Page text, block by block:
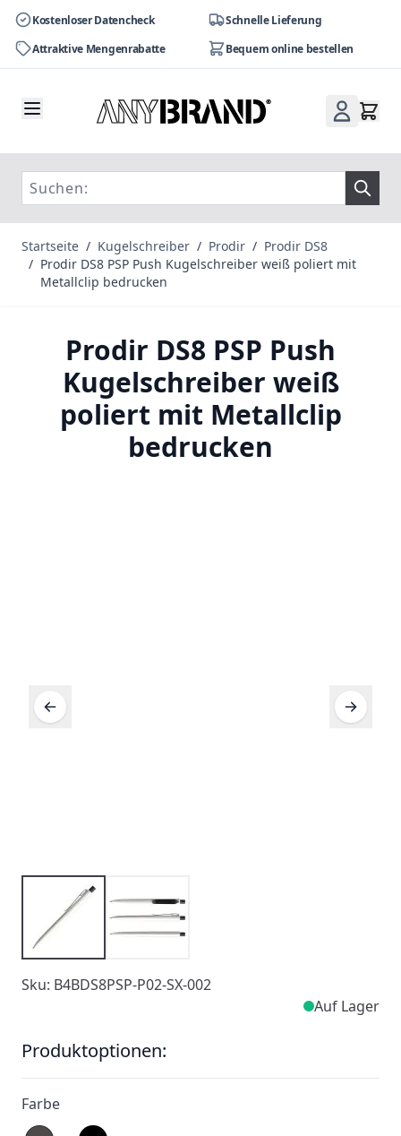
Kostenloser Datencheck
Schnelle Lieferung
Attraktive Mengenrabatte
Bequem online bestellen
Startseite / Kugelschreiber / Prodir / Prodir DS8
/ Prodir DS8 PSP Push Kugelschreiber weiß poliert mit
Metallclip bedrucken
Prodir DS8 PSP Push
Kugelschreiber weiß
poliert mit Metallclip
bedrucken
Sku: B4BDS8PSP-P02-SX-002
Auf Lager
Produktoptionen:
Farbe